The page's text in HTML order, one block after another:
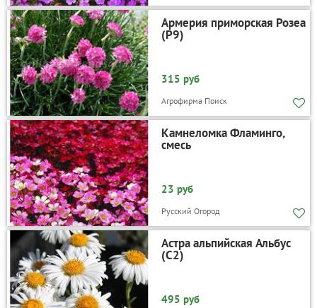
Армерия приморская Розеа
(P9)
315 руб
Агрофирма Поиск
Камнеломка Фламинго,
смесь
23 руб
Русский Огород
Астра альпийская Альбус
(С2)
495 руб